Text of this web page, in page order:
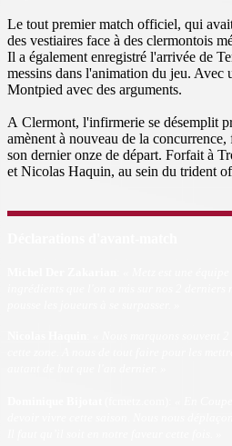
Le tout premier match officiel, qui
des vestiaires face à des clermontois
Il a également enregistré l'arrivée de
messins dans l'animation du jeu. Avec
Montpied avec des arguments.
A Clermont, l'infirmerie se désemplit
amènent à nouveau de la
son dernier onze de départ. Forfait à
et Nicolas Haquin, au sein du trident